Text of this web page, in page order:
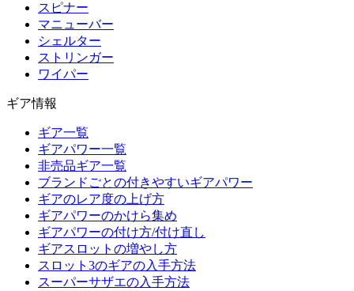
スピナー
マニューバー
シェルター
ストリンガー
ワイパー
ギア情報
ギア一覧
ギアパワー一覧
非売品ギア一覧
ブランドごとの付きやすいギアパワー
ギアのレア度の上げ方
ギアパワーのかけら集め
ギアパワーの付け方/付け直し
ギアスロットの増やし方
スロット3のギアの入手方法
スーパーサザエの入手方法